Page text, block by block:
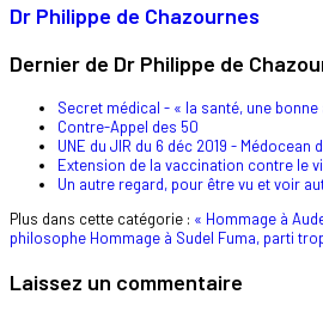
Dr Philippe de Chazournes
Dernier de Dr Philippe de
Secret médical - « la santé, une
Contre-Appel des 50
UNE du JIR du 6 déc 2019 - Médocean
Extension de la vaccination contre le
Un autre regard, pour être vu et voir
Plus dans cette catégorie : « Hommage à
philosophe Hommage à Sudel Fuma, parti
Laissez un commentaire